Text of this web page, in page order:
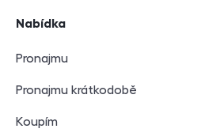
Nabídka
Pronajmu
Pronajmu krátkodobě
Koupím